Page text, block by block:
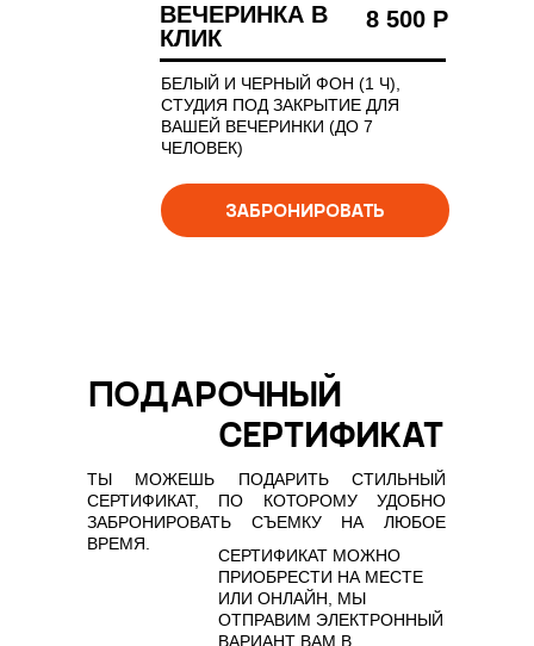
ЗАБРОНИРОВАТЬ
БЕЛЫЙ И ЧЕРНЫЙ ФОН (1 Ч),
СТУДИЯ ПОД ЗАКРЫТИЕ ДЛЯ
ВАШЕЙ ВЕЧЕРИНКИ (ДО 7
ЧЕЛОВЕК)
8 500 Р
ВЕЧЕРИНКА В
КЛИК
ПОДАРОЧНЫЙ
СЕРТИФИКАТ
СЕРТИФИКАТ МОЖНО
ПРИОБРЕСТИ НА МЕСТЕ
ИЛИ ОНЛАЙН, МЫ
ОТПРАВИМ ЭЛЕКТРОННЫЙ
ВАРИАНТ ВАМ В
ТЫ МОЖЕШЬ ПОДАРИТЬ СТИЛЬНЫЙ
СЕРТИФИКАТ, ПО КОТОРОМУ УДОБНО
ЗАБРОНИРОВАТЬ СЪЕМКУ НА ЛЮБОЕ
ВРЕМЯ.